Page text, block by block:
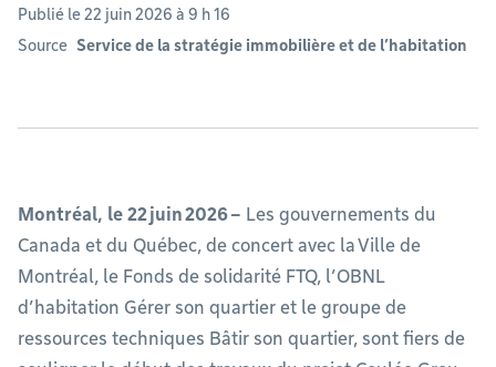
Publié le 22 juin 2026 à 9 h 16
Source Service de la stratégie immobilière et de l’habitation
Montréal, le 22 juin 2026 – Les gouvernements du
Canada et du Québec, de concert avec la Ville de
Montréal, le Fonds de solidarité FTQ, l’OBNL
d’habitation Gérer son quartier et le groupe de
ressources techniques Bâtir son quartier, sont fiers de